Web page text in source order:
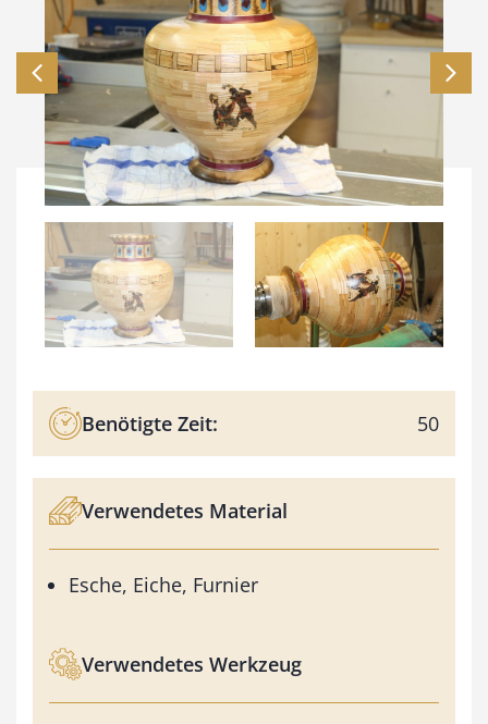
Benötigte Zeit: 50
Verwendetes Material
Esche, Eiche, Furnier
Verwendetes Werkzeug